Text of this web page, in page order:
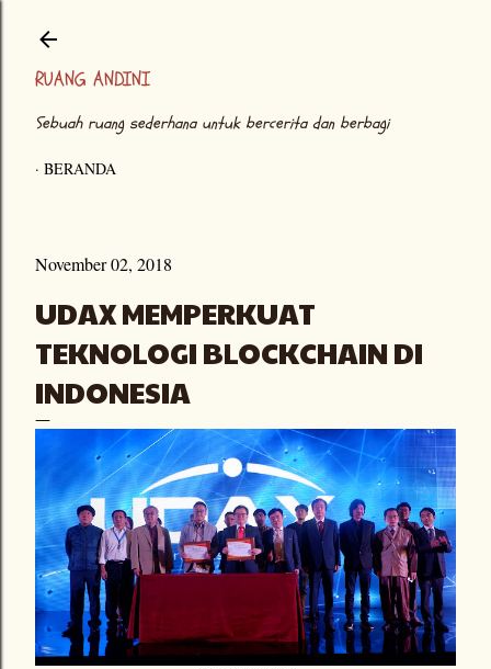
RUANG ANDINI
Sebuah ruang sederhana untuk bercerita dan berbagi
BERANDA
November 02, 2018
UDAX MEMPERKUAT
TEKNOLOGI BLOCKCHAIN DI
INDONESIA